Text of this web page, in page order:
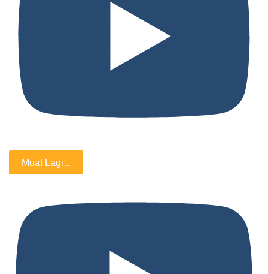
Muat Lagi...